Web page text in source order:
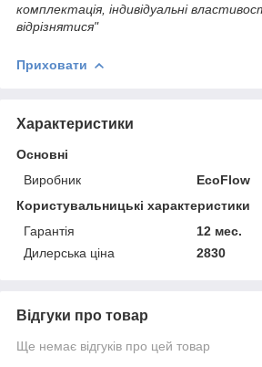
комплектація, індивідуальні
відрізнятися"
Приховати
Характеристики
Основні
Виробник
EcoFlow
Користувальницькі характеристики
Гарантія
12 мес.
Дилерська ціна
2830
Відгуки про товар
Ще немає відгуків про цей товар